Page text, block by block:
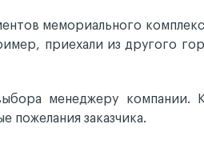
мемориального
приехали из другого
менеджеру компании.
пожелания заказчика.